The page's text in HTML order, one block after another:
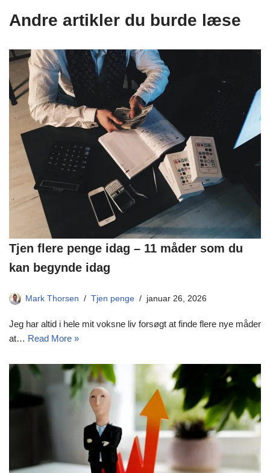
Andre artikler du burde læse
Tjen flere penge idag – 11 måder som du
kan begynde idag
Mark Thorsen Tjen penge januar 26, 2026
Jeg har altid i hele mit voksne liv forsøgt at finde flere nye måder
at… Read More »